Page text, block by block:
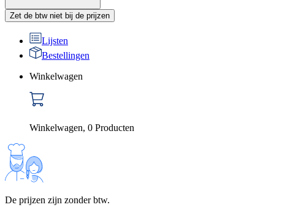
Zet de btw niet bij de prijzen
Lijsten
Bestellingen
Winkelwagen
Winkelwagen, 0 Producten
De prijzen zijn zonder btw.